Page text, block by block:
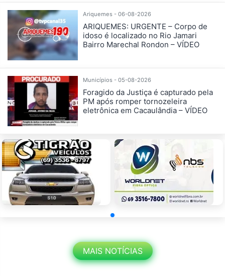
Ariquemes - 06-08-2026
ARIQUEMES: URGENTE – Corpo de
idoso é localizado no Rio Jamari
Bairro Marechal Rondon – VÍDEO
Municípios - 05-08-2026
Foragido da Justiça é capturado pela
PM após romper tornozeleira
eletrônica em Cacaulândia – VÍDEO
MAIS NOTÍCIAS